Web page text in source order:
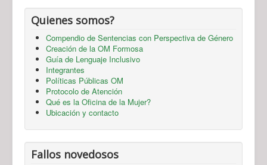
Quienes somos?
Compendio de Sentencias con Perspectiva de Género
Creación de la OM Formosa
Guía de Lenguaje Inclusivo
Integrantes
Políticas Públicas OM
Protocolo de Atención
Qué es la Oficina de la Mujer?
Ubicación y contacto
Fallos novedosos